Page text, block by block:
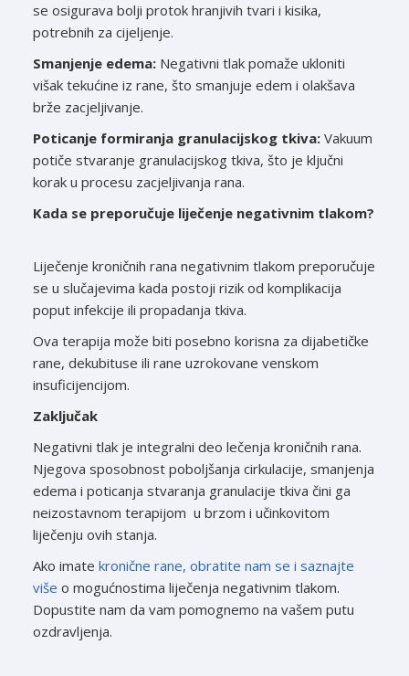
se osigurava bolji protok hranjivih tvari i kisika,
potrebnih za cijeljenje.
Smanjenje edema:Negativni tlak pomaže ukloniti
višak tekućine iz rane, što smanjuje edem i olakšava
brže zacjeljivanje.
Poticanje formiranja granulacijskog tkiva:Vakuum
potiče stvaranje granulacijskog tkiva, što je ključni
korak u procesu zacjeljivanja rana.
Kada se preporučuje liječenje negativnim tlakom?
Liječenje kroničnih rana negativnim tlakom preporučuje
se u slučajevima kada postoji rizik od komplikacija
poput infekcije ili propadanja tkiva.
Ova terapija može biti posebno korisna za dijabetičke
rane, dekubituse ili rane uzrokovane venskom
insuficijencijom.
Zaključak
Negativni tlak je integralni deo lečenja kroničnih rana.
Njegova sposobnost poboljšanja cirkulacije, smanjenja
edema i poticanja stvaranja granulacije tkiva čini ga
neizostavnom terapijom u brzom i učinkovitom
liječenju ovih stanja.
Ako imate kronične rane, obratite nam se i saznajte
više o mogućnostima liječenja negativnim tlakom.
Dopustite nam da vam pomognemo na vašem putu
ozdravljenja.